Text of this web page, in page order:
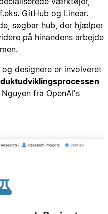
GitHub og Linear.
søgbar hub, der hjælper
på hinandens arbejde
designere er involveret
fra OpenAI's